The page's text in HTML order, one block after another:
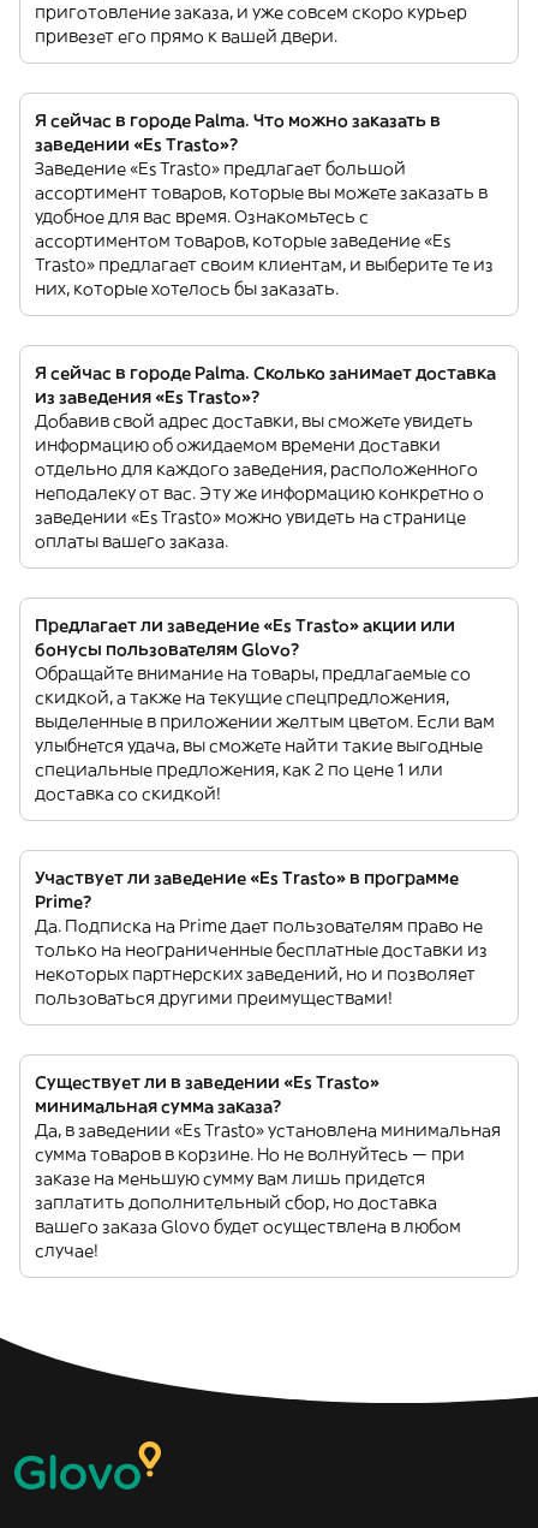
приготовление заказа, и уже совсем скоро курьер
привезет его прямо к вашей двери.
Я сейчас в городе Palma. Что можно заказать в
заведении «Es Trasto»?
Заведение «Es Trasto» предлагает большой
ассортимент товаров, которые вы можете заказать в
удобное для вас время. Ознакомьтесь с
ассортиментом товаров, которые заведение «Es
Trasto» предлагает своим клиентам, и выберите те из
них, которые хотелось бы заказать.
Я сейчас в городе Palma. Сколько занимает доставка
из заведения «Es Trasto»?
Добавив свой адрес доставки, вы сможете увидеть
информацию об ожидаемом времени доставки
отдельно для каждого заведения, расположенного
неподалеку от вас. Эту же информацию конкретно о
заведении «Es Trasto» можно увидеть на странице
оплаты вашего заказа.
Предлагает ли заведение «Es Trasto» акции или
бонусы пользователям Glovo?
Обращайте внимание на товары, предлагаемые со
скидкой, а также на текущие спецпредложения,
выделенные в приложении желтым цветом. Если вам
улыбнется удача, вы сможете найти такие выгодные
специальные предложения, как 2 по цене 1 или
доставка со скидкой!
Участвует ли заведение «Es Trasto» в программе
Prime?
Да. Подписка на Prime дает пользователям право не
только на неограниченные бесплатные доставки из
некоторых партнерских заведений, но и позволяет
пользоваться другими преимуществами!
Существует ли в заведении «Es Trasto»
минимальная сумма заказа?
Да, в заведении «Es Trasto» установлена минимальная
сумма товаров в корзине. Но не волнуйтесь — при
заказе на меньшую сумму вам лишь придется
заплатить дополнительный сбор, но доставка
вашего заказа Glovo будет осуществлена в любом
случае!